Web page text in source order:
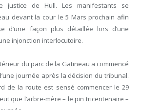
justice de Hull. Les manifestants se
devant la cour le 5 Mars prochain afin
d’une façon plus détaillée lors d’une
injonction interlocutoire.
du parc de la Gatineau a commencé
journée après la décision du tribunal.
de la route est sensé commencer le 29
que l’arbre-mère – le pin tricentenaire –